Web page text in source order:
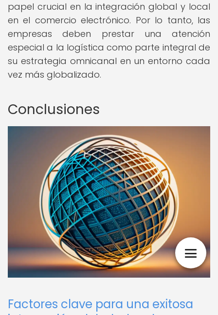
papel crucial en la integración global y local
en el comercio electrónico. Por lo tanto, las
empresas deben prestar una atención
especial a la logística como parte integral de
su estrategia omnicanal en un entorno cada
vez más globalizado.
Conclusiones
Factores clave para una exitosa